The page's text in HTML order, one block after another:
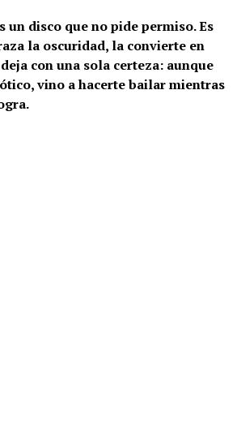
un disco que no pide permiso. Es
la oscuridad, la convierte en
con una sola certeza: aunque
vino a hacerte bailar mientras